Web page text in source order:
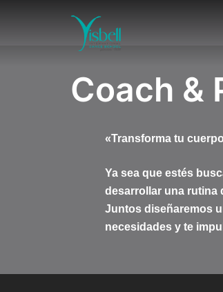
Coach &
«Transforma tu
Ya sea que estés
desarrollar una rutina
Juntos diseñaremos
necesidades y te